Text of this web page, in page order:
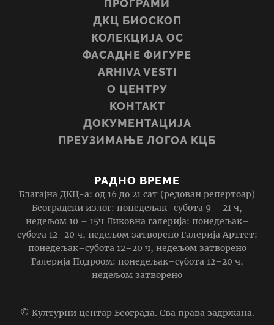
ПРОГРАМИ
ДКЦ БИОСКОП
КОЛЕКЦИЈА ОС
ФАСАДНЕ ФИГУРЕ
ARHIVA VESTI
О ЦЕНТРУ
КОНТАКТ
ДОКУМЕНТАЦИЈА
ПРЕУЗИМАЊЕ ЛОГОА КЦБ
РАДНО ВРЕМЕ
Благајна ДКЦ-а: од 16 до 21 сат (редован репертоар)
Београдски излог: понедељак–субота 9 – 21 ч,
недељом 10 – 15ч Ликовна галерија: понедељак–
субота 12–20 ч, недељом затворено Галерија Артгет:
понедељак–субота 12–20 ч, недељом затворено
Галерија Подроом: понедељак–субота 12–20 ч,
недељом затворено
© Културни центар Београда. Сва права задржана.